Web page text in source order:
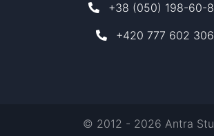
+38 (050) 198-60-
+420 777 602 306
© 2012 - 2026 Antra